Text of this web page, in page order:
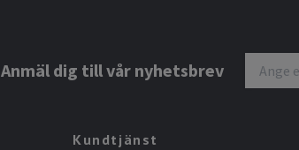
Anmäl dig till vår nyhetsbrev
Kundtjänst